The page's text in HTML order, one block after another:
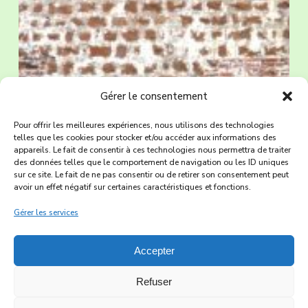
Gérer le consentement
Pour offrir les meilleures expériences, nous utilisons des technologies
telles que les cookies pour stocker et/ou accéder aux informations des
appareils. Le fait de consentir à ces technologies nous permettra de traiter
des données telles que le comportement de navigation ou les ID uniques
sur ce site. Le fait de ne pas consentir ou de retirer son consentement peut
avoir un effet négatif sur certaines caractéristiques et fonctions.
Gérer les services
Accepter
Refuser